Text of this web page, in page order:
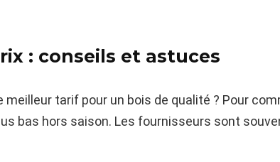
: conseils et astuces
meilleur tarif pour un bois de qualité ? Pour
bas hors saison. Les fournisseurs sont